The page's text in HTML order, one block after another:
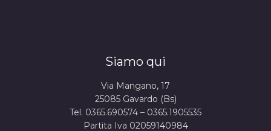
Siamo qui
Via Mangano, 17
25085 Gavardo (Bs)
Tel. 0365.690574 – 0365.1905535
Partita Iva 02059140984